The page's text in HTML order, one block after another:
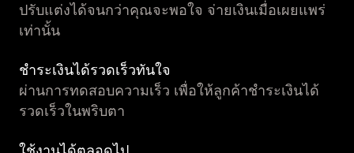
ปรับแต่งได้จนกว่าคุณจะพอใจ จ่ายเงินเมื่อเผยแพร่
เท่านั้น
ชำระเงินได้รวดเร็วทันใจ
ผ่านการทดสอบความเร็ว เพื่อให้ลูกค้าชำระเงินได้
รวดเร็วในพริบตา